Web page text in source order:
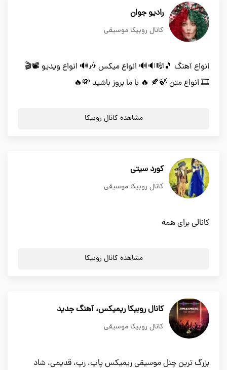
رادیو جوان
کانال روبیکا موسیقی
انواع آهنگ 🎵🎼🔉🔊 انواع میکس 🎶🔊 انواع ویدیو 📽🎬
🎞 انواع متن 🍃🍂 🔥 با ما بروز باشید 💸🔥
مشاهده کانال روبیکا
کورد سیتی
کانال روبیکا موسیقی
کانالی برای همه
مشاهده کانال روبیکا
کانال روبیکا ریمیکس، آهنگ جدید
کانال روبیکا موسیقی
بزرگ ترین چنل موسیقی ریمیکس پاپ، رپ، قدیمی، شاد